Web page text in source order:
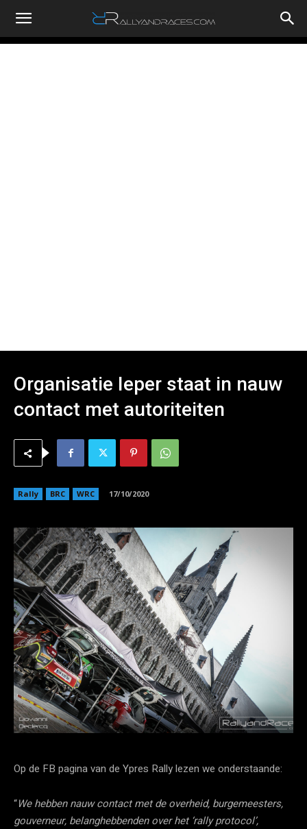
RallyandRaces.com
Organisatie Ieper staat in nauw
contact met autoriteiten
Rally BRC WRC 17/10/2020
Op de FB pagina van de Ypres Rally lezen we onderstaande:
“We hebben nauw contact met de overheid, burgemeesters,
gouverneur, belanghebbenden over het ‘rally protocol’,